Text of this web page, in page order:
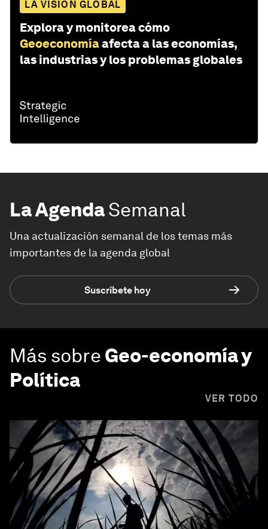
LA VISIÓN GLOBAL
Explora y monitorea cómo
Geoeconomíaafecta a las economías,
las industrias y los problemas globales
La AgendaSemanal
Una actualización semanal de los temas más
importantes de la agenda global
Suscríbete hoy
Más sobre Geo-economía y
Política
VER TODO